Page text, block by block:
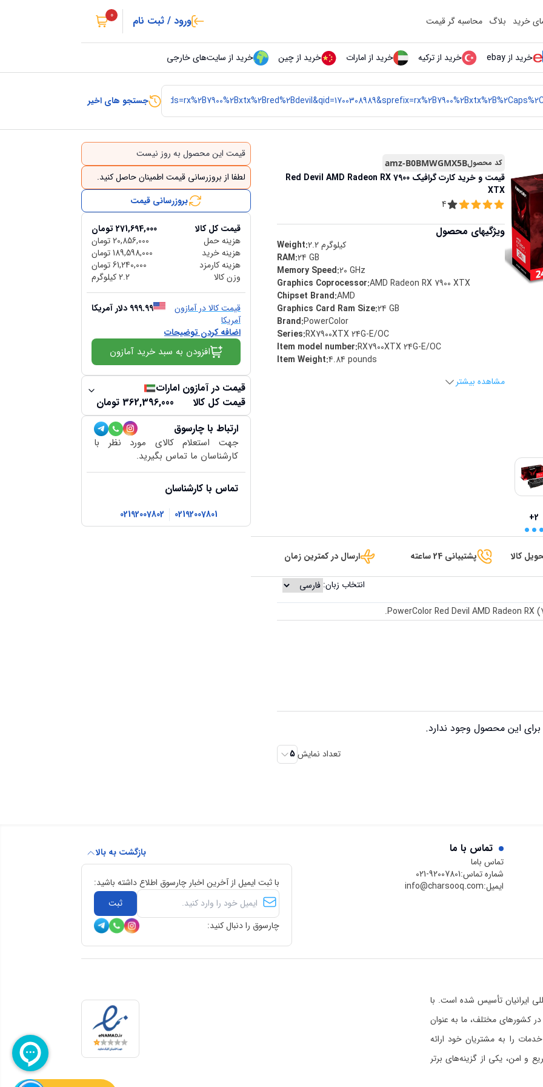
خرید بلاگ محاسبه گر قیمت ورود / ثبت نام 0
خرید از ebay خرید از ترکیه خرید از امارات خرید از چین خرید از سایت‌های خارجی
جستجو های اخیر
+2
کد محصولamz-B0BMWGMX5B
قیمت و خرید
کارت گرافیک Red Devil AMD Radeon RX 7900
XTX
4
ویژگیهای محصول
Weight:2.2کیلوگرم
RAM:‎24 GB
Memory Speed:‎20 GHz
Graphics Coprocessor:‎AMD Radeon RX 7900 XTX
Chipset Brand:‎AMD
Graphics Card Ram Size:‎24 GB
Brand:‎PowerColor
Series:‎RX7900XTX 24G-E/OC
Item model number:‎RX7900XTX 24G-E/OC
Item Weight:‎4.84 pounds
مشاهده بیشتر
قیمت این محصول به روز نیست
لطفا از بروزرسانی قیمت اطمینان حاصل کنید.
بروزرسانی قیمت
قیمت کل کالا 271,694,000 تومان
هزینه حمل
20,856,000 تومان
هزینه خرید
189,598,000 تومان
هزینه کارمزد
61,240,000 تومان
وزن کالا
2.2 کیلوگرم
قیمت کالا در آمازون
آمریکا
999.99 دلار آمریکا
اضافه کردن توضیحات
افزودن به سبد خرید آمازون
قیمت در آمازون امارات
قیمت کل کالا
362,396,000 تومان
ارتباط با چارسوق
جهت استعلام کالای مورد نظر با
کارشناسان ما تماس بگیرید.
تماس با کارشناسان
02192007801
02192007802
کالا پشتیبانی 24 ساعته ارسال در کمترین زمان
انتخاب زبان:
این محصول وجود ندارد.
تعداد نمایش 5
تماس با ما
تماس باما
شماره تماس:021-92007801
ایمیل:info@charsooq.com
بازگشت به بالا
با ثبت ایمیل از آخرین اخبار چارسوق اطلاع داشته باشید:
ثبت
چارسوق را دنبال کنید:
بین‌المللی ایرانیان تأسیس شده است. با
در کشورهای مختلف، ما به عنوان
را به مشتریان خود ارائه
و امن، یکی از گزینه‌های برتر